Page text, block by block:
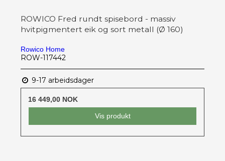
ROWICO Fred rundt spisebord - massiv
hvitpigmentert eik og sort metall (Ø 160)
Rowico Home
ROW-117442
9-17 arbeidsdager
16 449,00 NOK
Vis produkt